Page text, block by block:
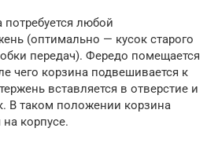
любой
(оптимально — кусок старого
передач). Фередо помещается
чего корзина подвешивается к
вставляется в отверстие и
В таком положении корзина
корпусе.